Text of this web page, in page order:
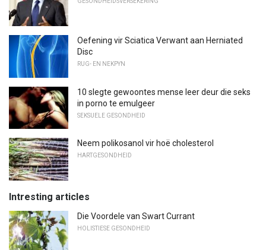
Oefening vir Sciatica Verwant aan Herniated
Disc
RUG- EN NEKPYN
10 slegte gewoontes mense leer deur die seks
in porno te emulgeer
SEKSUELE GESONDHEID
Neem polikosanol vir hoë cholesterol
HARTGESONDHEID
Intresting articles
Die Voordele van Swart Currant
HOLISTIESE GESONDHEID